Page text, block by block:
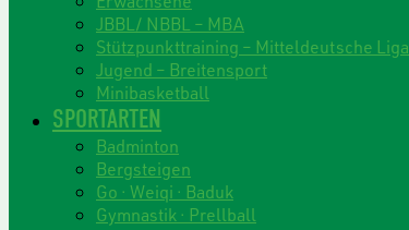
JBBL/ NBBL – MBA
Stützpunkttraining – Mitteldeutsche Liga
Jugend – Breitensport
Minibasketball
SPORTARTEN
Badminton
Bergsteigen
Go · Weiqi · Baduk
Gymnastik · Prellball